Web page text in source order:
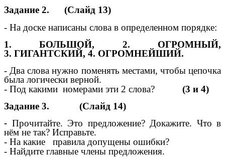
Задание 2. (Слайд 13)
- На доске написаны слова в определенном порядке:
1. БОЛЬШОЙ, 2. ОГРОМНЫЙ,
3. ГИГАНТСКИЙ, 4. ОГРОМНЕЙШИЙ.
- Два слова нужно поменять местами, чтобы цепочка
была логически верной.
- Под какими номерами эти 2 слова? (3 и 4)
Задание 3. (Слайд 14)
- Прочитайте. Это предложение? Докажите. Что в
нём не так? Исправьте.
- На какие правила допущены ошибки?
- Найдите главные члены предложения.